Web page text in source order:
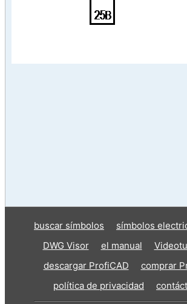
buscar símbolos símbolos
DWG Visor
el manual
descargar ProfiCAD
comprar
política de privacidad